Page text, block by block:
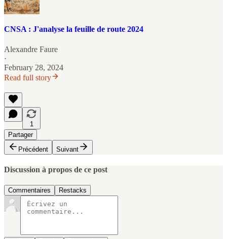
CNSA : J'analyse la feuille de route 2024
Alexandre Faure
·
February 28, 2024
Read full story
1
Partager
Précédent
Suivant
Discussion à propos de ce post
Commentaires Restacks